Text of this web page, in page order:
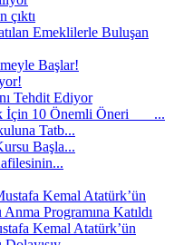
çıktı
Emeklilerle Buluşan
Başlar!
Tehdit Ediyor
İçin 10 Önemli Öneri ...
Tatb...
Başla...
Kemal Atatürk’ün
Programına Katıldı
Kemal Atatürk’ün